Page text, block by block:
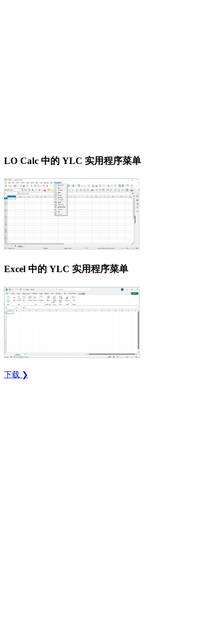
LO Calc 中的 YLC 实用程序菜单
Excel 中的 YLC 实用程序菜单
下载 ❯